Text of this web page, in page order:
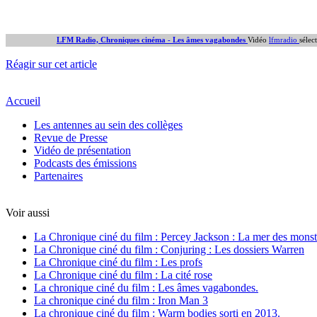
LFM Radio, Chroniques cinéma - Les âmes vagabondes Vidéo lfmradio
Réagir sur cet article
Accueil
Les antennes au sein des collèges
Revue de Presse
Vidéo de présentation
Podcasts des émissions
Partenaires
Voir aussi
La Chronique ciné du film : Percey Jackson : La mer des
La Chronique ciné du film : Conjuring : Les dossiers Warren
La Chronique ciné du film : Les profs
La Chronique ciné du film : La cité rose
La chronique ciné du film : Les âmes vagabondes.
La chronique ciné du film : Iron Man 3
La chronique ciné du film : Warm bodies sorti en 2013.